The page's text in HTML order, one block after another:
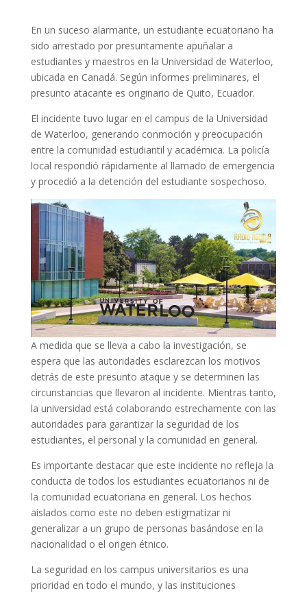
En un suceso alarmante, un estudiante ecuatoriano ha
sido arrestado por presuntamente apuñalar a
estudiantes y maestros en la Universidad de Waterloo,
ubicada en Canadá. Según informes preliminares, el
presunto atacante es originario de Quito, Ecuador.
El incidente tuvo lugar en el campus de la Universidad
de Waterloo, generando conmoción y preocupación
entre la comunidad estudiantil y académica. La policía
local respondió rápidamente al llamado de emergencia
y procedió a la detención del estudiante sospechoso.
A medida que se lleva a cabo la investigación, se
espera que las autoridades esclarezcan los motivos
detrás de este presunto ataque y se determinen las
circunstancias que llevaron al incidente. Mientras tanto,
la universidad está colaborando estrechamente con las
autoridades para garantizar la seguridad de los
estudiantes, el personal y la comunidad en general.
Es importante destacar que este incidente no refleja la
conducta de todos los estudiantes ecuatorianos ni de
la comunidad ecuatoriana en general. Los hechos
aislados como este no deben estigmatizar ni
generalizar a un grupo de personas basándose en la
nacionalidad o el origen étnico.
La seguridad en los campus universitarios es una
prioridad en todo el mundo, y las instituciones